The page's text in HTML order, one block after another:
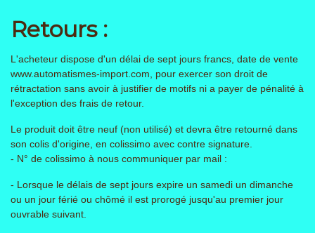
Retours :
L'acheteur dispose d'un délai de sept jours francs, date de vente
www.automatismes-import.com, pour exercer son droit de
rétractation sans avoir à justifier de motifs ni a payer de pénalité à
l'exception des frais de retour.
Le produit doit être neuf (non utilisé) et devra être retourné dans
son colis d'origine, en colissimo avec contre signature.
- N° de colissimo à nous communiquer par mail :
- Lorsque le délais de sept jours expire un samedi un dimanche
ou un jour férié ou chômé il est prorogé jusqu'au premier jour
ouvrable suivant.